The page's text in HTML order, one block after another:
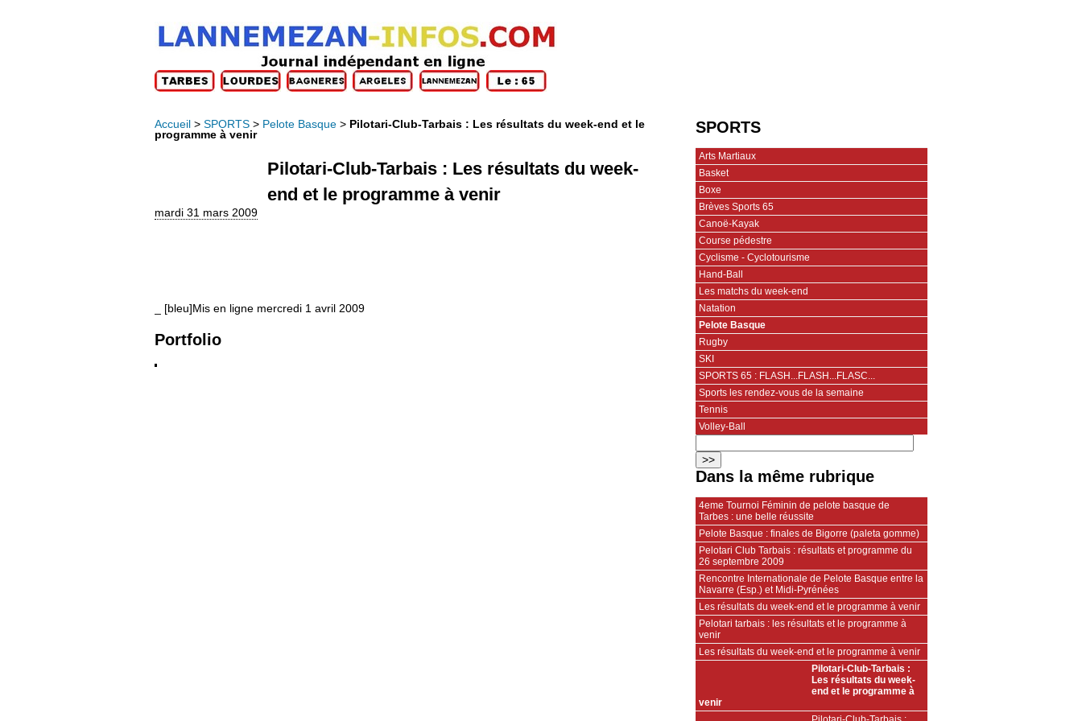
Accueil > SPORTS > Pelote Basque > Pilotari-Club-Tarbais : Les résultats du week-end et le
programme à venir
Pilotari-Club-Tarbais : Les résultats du week-
end et le programme à venir
mardi 31 mars 2009
_ [bleu]Mis en ligne mercredi 1 avril 2009
Portfolio
SPORTS
Arts Martiaux
Basket
Boxe
Brèves Sports 65
Canoë-Kayak
Course pédestre
Cyclisme - Cyclotourisme
Hand-Ball
Les matchs du week-end
Natation
Pelote Basque
Rugby
SKI
SPORTS 65 : FLASH...FLASH...FLASC...
Sports les rendez-vous de la semaine
Tennis
Volley-Ball
Dans la même rubrique
4eme Tournoi Féminin de pelote basque de
Tarbes : une belle réussite
Pelote Basque : finales de Bigorre (paleta gomme)
Pelotari Club Tarbais : résultats et programme du
26 septembre 2009
Rencontre Internationale de Pelote Basque entre la
Navarre (Esp.) et Midi-Pyrénées
Les résultats du week-end et le programme à venir
Pelotari tarbais : les résultats et le programme à
venir
Les résultats du week-end et le programme à venir
Pilotari-Club-Tarbais :
Les résultats du week-
end et le programme à
venir